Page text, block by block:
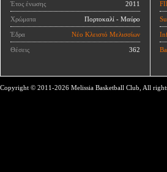
Έτος ένωσης 2011
Χρώματα Πορτοκαλί - Μαύρο
Έδρα Νέο Κλειστό Μελισσίων
Θέσεις 362
Copyright © 2011-2026 Melissia Basketball Club, All